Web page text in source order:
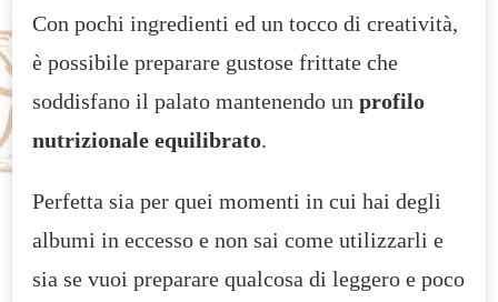
Con pochi ingredienti ed un tocco di creatività,
è possibile preparare gustose frittate che
soddisfano il palato mantenendo un profilo
nutrizionale equilibrato.
Perfetta sia per quei momenti in cui hai degli
albumi in eccesso e non sai come utilizzarli e
sia se vuoi preparare qualcosa di leggero e poco